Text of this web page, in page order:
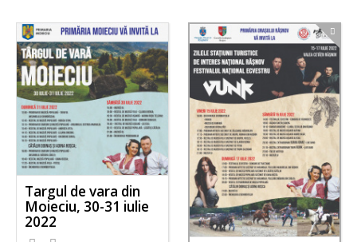
Targul de vara din
Moieciu, 30-31 iulie
2022